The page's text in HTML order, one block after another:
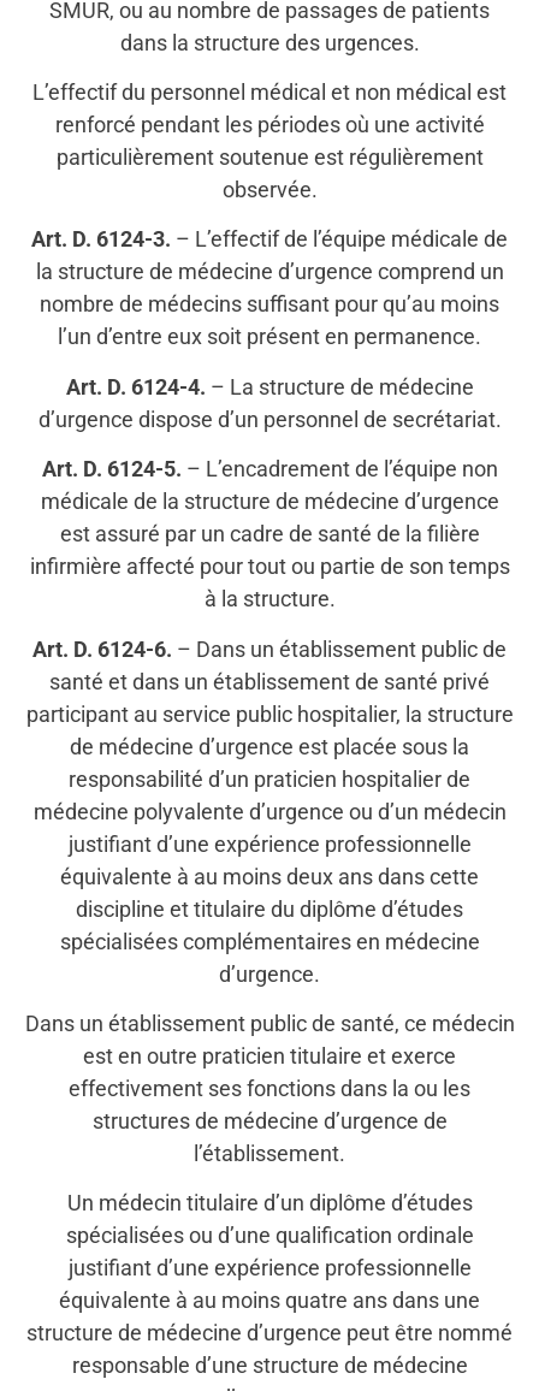
SMUR, ou au nombre de passages de patients
dans la structure des urgences.
L’effectif du personnel médical et non médical est
renforcé pendant les périodes où une activité
particulièrement soutenue est régulièrement
observée.
Art. D. 6124-3. – L’effectif de l’équipe médicale de
la structure de médecine d’urgence comprend un
nombre de médecins suffisant pour qu’au moins
l’un d’entre eux soit présent en permanence.
Art. D. 6124-4. – La structure de médecine
d’urgence dispose d’un personnel de secrétariat.
Art. D. 6124-5. – L’encadrement de l’équipe non
médicale de la structure de médecine d’urgence
est assuré par un cadre de santé de la filière
infirmière affecté pour tout ou partie de son temps
à la structure.
Art. D. 6124-6. – Dans un établissement public de
santé et dans un établissement de santé privé
participant au service public hospitalier, la structure
de médecine d’urgence est placée sous la
responsabilité d’un praticien hospitalier de
médecine polyvalente d’urgence ou d’un médecin
justifiant d’une expérience professionnelle
équivalente à au moins deux ans dans cette
discipline et titulaire du diplôme d’études
spécialisées complémentaires en médecine
d’urgence.
Dans un établissement public de santé, ce médecin
est en outre praticien titulaire et exerce
effectivement ses fonctions dans la ou les
structures de médecine d’urgence de
l’établissement.
Un médecin titulaire d’un diplôme d’études
spécialisées ou d’une qualification ordinale
justifiant d’une expérience professionnelle
équivalente à au moins quatre ans dans une
structure de médecine d’urgence peut être nommé
responsable d’une structure de médecine